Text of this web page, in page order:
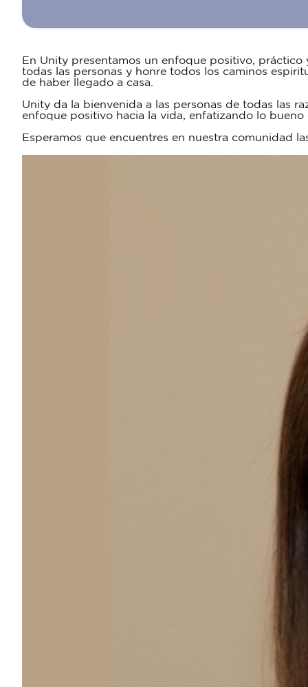
En Unity presentamos un enfoque positivo,
todas las personas y honre todos los caminos
de haber llegado a casa.
Unity da la bienvenida a las personas de todas las
enfoque positivo hacia la vida, enfatizando lo
Esperamos que encuentres en nuestra comunidad